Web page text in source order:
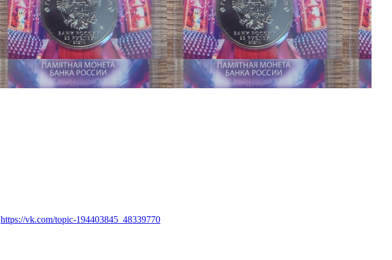
https://vk.com/topic-194403845_48339770